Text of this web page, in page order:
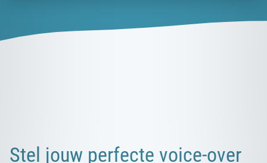
Stel jouw perfecte voice-over